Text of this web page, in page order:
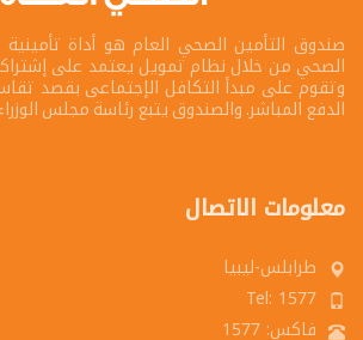
صندوق التأمين الصحي العام هو أداة
الصحي من خلال نظام تمويل يعتمد على
وتقوم على مبدأ التكافل الإجتماعى بقصد
الدفع المباشر. والصندوق يتبع رئاسة مجلس
معلومات الاتصال
طرابلس-ليبيا
Tel: 1577
فاكس: 1577